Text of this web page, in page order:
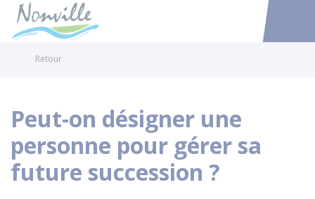
Accéder
Retour
Peut-on désigner une
personne pour gérer sa
future succession ?